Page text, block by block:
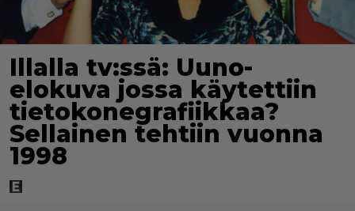
Illalla tv:ssä: Uuno-
elokuva jossa käytettiin
tietokonegrafiikkaa?
Sellainen tehtiin vuonna
1998